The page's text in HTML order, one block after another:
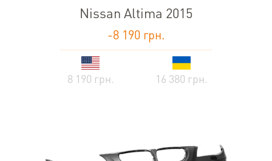
Nissan Altima 2015
-8 190 грн.
8 190 грн. 16 380 грн.